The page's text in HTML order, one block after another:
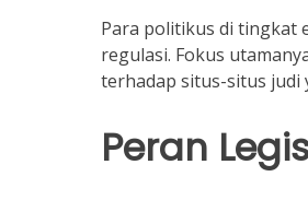
Para politikus di tingkat
regulasi. Fokus
terhadap situs-situs judi
Peran